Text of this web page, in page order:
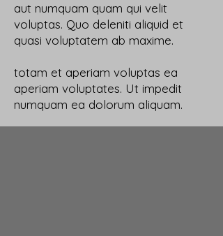
aut numquam quam qui velit
voluptas. Quo deleniti aliquid et
quasi voluptatem ab maxime.
totam et aperiam voluptas ea
aperiam voluptates. Ut impedit
numquam ea dolorum aliquam.